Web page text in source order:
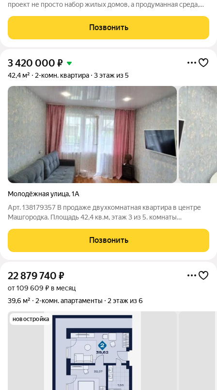
проект не просто набор жилых домов, а продуманная среда,
познакомиться с жилым комплексом «Максимум», в котором
внимание к деталям выходит на
Позвонить
3 420 000 ₽
42,4 м² 2-комн. квартира 3 этаж из 5
Молодёжная улица,1А
Арт. 138179357 В продаже двухкомнатная квартира в центре
Машгородка. Площадь 42,4 кв.м, этаж 3 из 5. комнаты
санузел совмещен, отделан кафелем, вся сантехника в
хорошем состоянии. Новым
Позвонить
22 879 740 ₽
от 109 609 ₽ в месяц
39,6 м²
2-комн. апартаменты 2 этаж из 6
новостройка